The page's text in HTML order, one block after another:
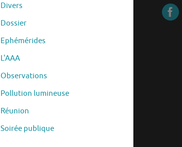
Divers
Dossier
Ephémérides
L'AAA
Observations
Pollution lumineuse
Réunion
Soirée publique